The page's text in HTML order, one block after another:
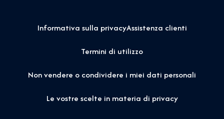
Informativa sulla privacyAssistenza clienti
Termini di utilizzo
Non vendere o condividere i miei dati personali
Le vostre scelte in materia di privacy